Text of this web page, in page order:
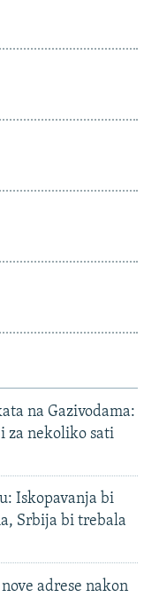
na Gazivodama:
za nekoliko sati
Iskopavanja bi
Srbija bi trebala
adrese nakon